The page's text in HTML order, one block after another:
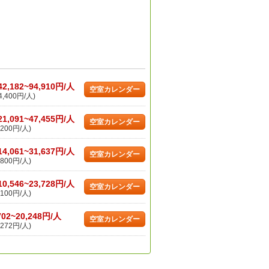
円/人
円/人)
空室カレンダー
円/人
円/人)
空室カレンダー
円/人
円/人)
空室カレンダー
円/人
円/人)
空室カレンダー
円/人
円/人)
空室カレンダー